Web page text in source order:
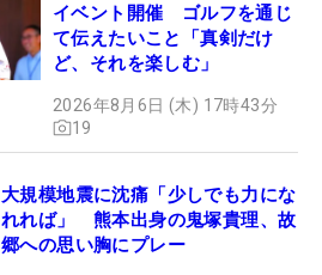
イベント開催 ゴルフを通じ
て伝えたいこと「真剣だけ
ど、それを楽しむ」
2026年8月6日 (木) 17時43分
19
大規模地震に沈痛「少しでも力にな
れれば」 熊本出身の鬼塚貴理、故
郷への思い胸にプレー